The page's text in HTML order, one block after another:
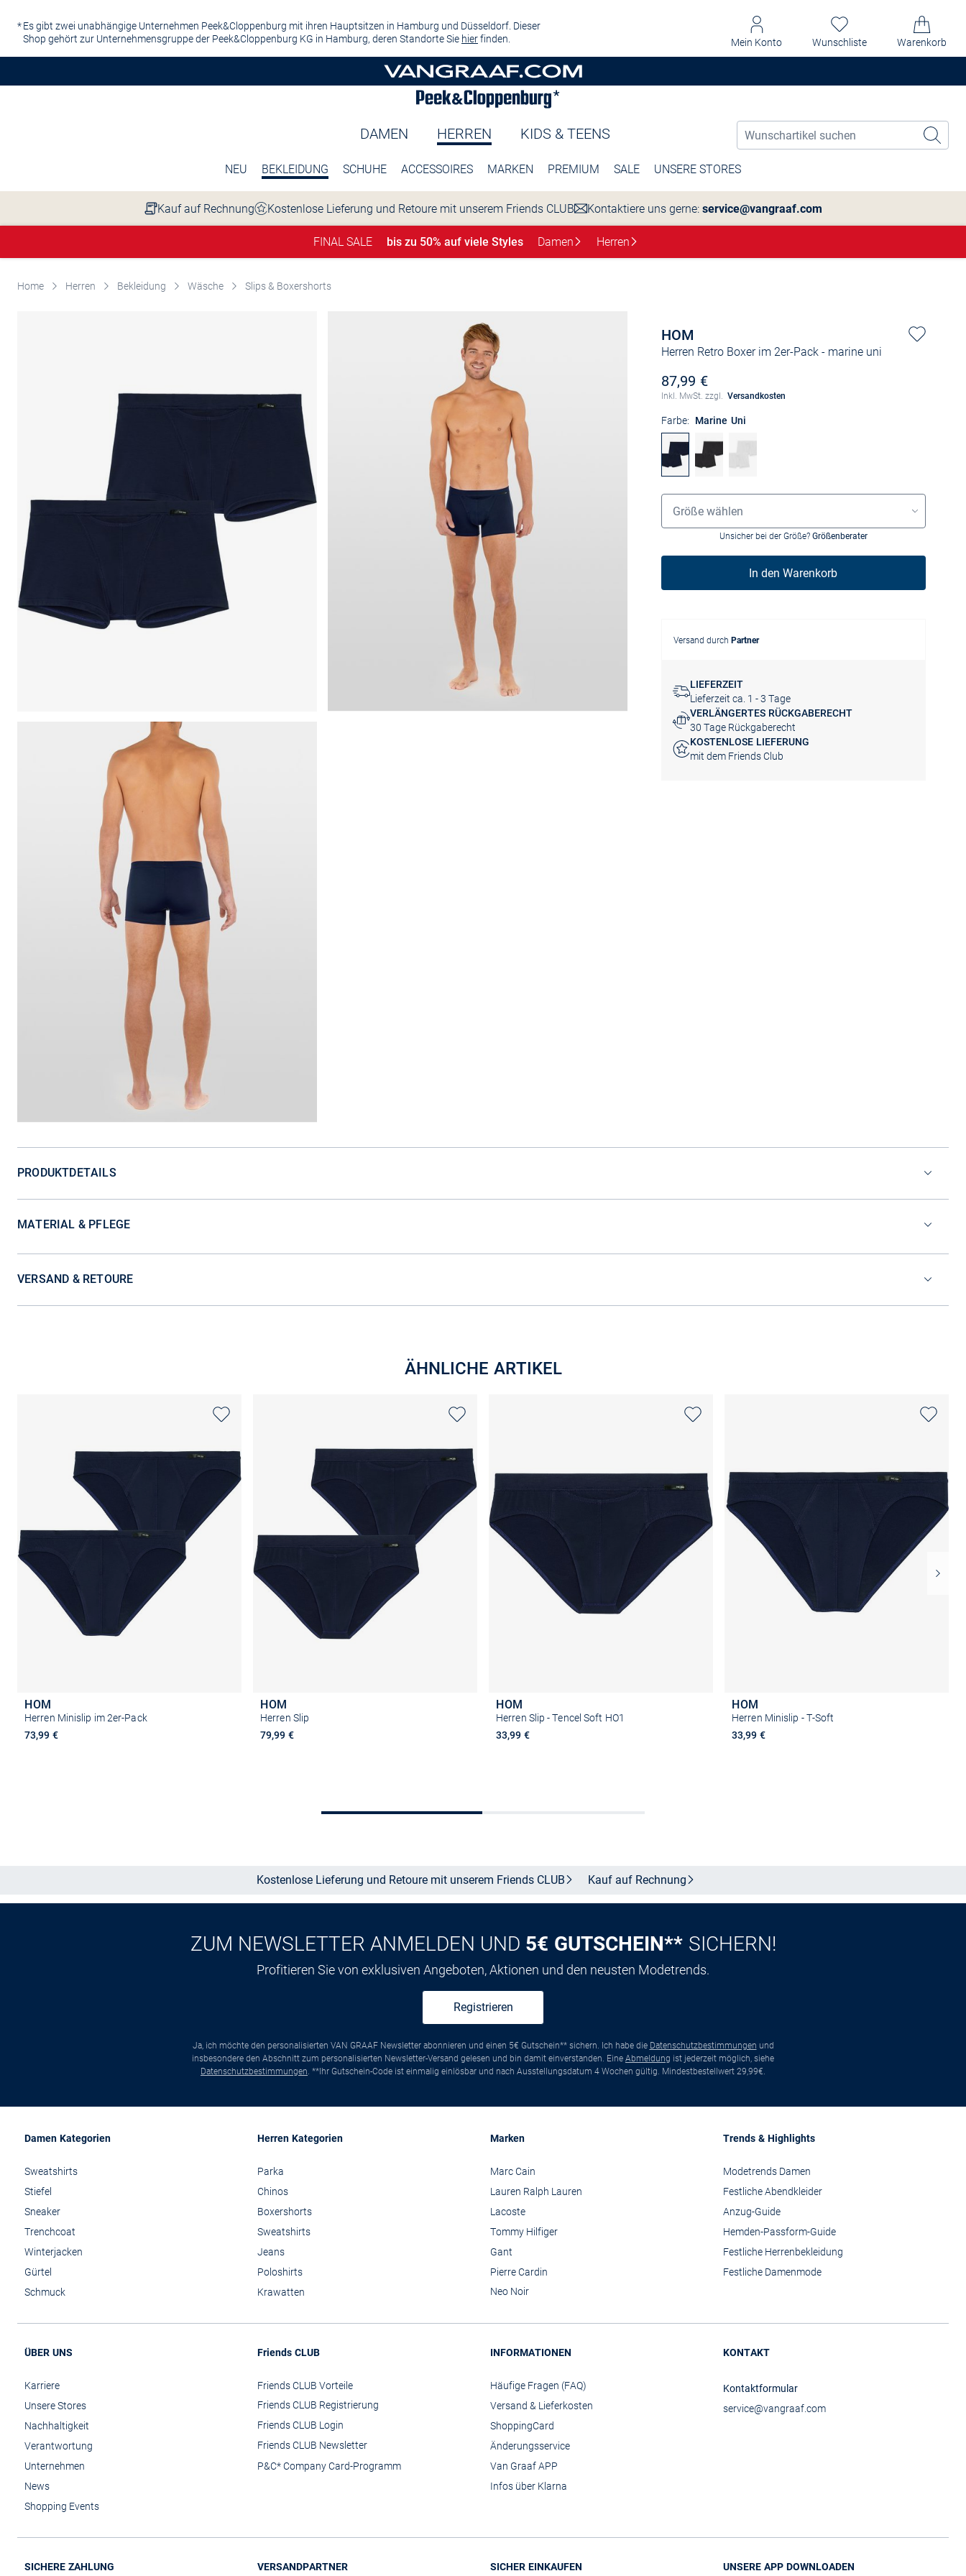
Es gibt zwei unabhängige Unternehmen Peek&Cloppenburg mit ihren Hauptsitzen in Hamburg und Düsseldorf. Dieser
Shop gehört zur Unternehmensgruppe der Peek&Cloppenburg KG in Hamburg, deren Standorte Sie hierfinden. Mein Konto Wunschliste Warenkorb
DAMEN HERREN KIDS & TEENS
NEU BEKLEIDUNG SCHUHE ACCESSOIRES MARKEN PREMIUM SALE UNSERE STORES
Kauf auf Rechnung Kostenlose Lieferung und Retoure mit unserem Friends CLUB Kontaktiere uns gerne: service@vangraaf.com
FINAL SALE bis zu 50% auf viele Styles Damen Herren
Home Herren Bekleidung Wäsche Slips & Boxershorts
HOM
Herren Retro Boxer im 2er-Pack- marine uni
87,99 €
Inkl. MwSt. zzgl. Versandkosten
Farbe: Marine Uni
Größenauswahl
Größe wählen
Unsicher bei der Größe? Größenberater
In den Warenkorb
Versand durch Partner
LIEFERZEIT
Lieferzeit ca. 1 - 3 Tage
VERLÄNGERTES RÜCKGABERECHT
30 Tage Rückgaberecht
KOSTENLOSE LIEFERUNG
mit dem Friends Club
PRODUKTDETAILS
MATERIAL & PFLEGE
VERSAND & RETOURE
ÄHNLICHE ARTIKEL
HOM
Herren Minislip im 2er-Pack
73,99 €
HOM
Herren Slip
79,99 €
Größe auswählen
HOM
Herren Slip - Tencel Soft HO1
33,99 €
HOM
Herren Minislip - T-Soft
33,99 €
Kostenlose Lieferung und Retoure mit unserem Friends CLUB Kauf auf Rechnung
ZUM NEWSLETTER ANMELDEN UND 5€ GUTSCHEIN** SICHERN!
Profitieren Sie von exklusiven Angeboten, Aktionen und den neusten Modetrends.
Registrieren
Ja, ich möchte den personalisierten VAN GRAAF Newsletter abonnieren und einen 5€ Gutschein** sichern. Ich habe die Datenschutzbestimmungen und
insbesondere den Abschnitt zum personalisierten Newsletter-Versand gelesen und bin damit einverstanden. Eine Abmeldung ist jederzeit möglich, siehe
Datenschutzbestimmungen . **Ihr Gutschein-Code ist einmalig einlösbar und nach Ausstellungsdatum 4 Wochen gültig. Mindestbestellwert 29,99€.
Damen Kategorien
Sweatshirts
Stiefel
Sneaker
Trenchcoat
Winterjacken
Gürtel
Schmuck
Herren Kategorien
Parka
Chinos
Boxershorts
Sweatshirts
Jeans
Poloshirts
Krawatten
Marken
Marc Cain
Lauren Ralph Lauren
Lacoste
Tommy Hilfiger
Gant
Pierre Cardin
Neo Noir
Trends & Highlights
Modetrends Damen
Festliche Abendkleider
Anzug-Guide
Hemden-Passform-Guide
Festliche Herrenbekleidung
Festliche Damenmode
ÜBER UNS
Karriere
Unsere Stores
Nachhaltigkeit
Verantwortung
Unternehmen
News
Shopping Events
Friends CLUB
Friends CLUB Vorteile
Friends CLUB Registrierung
Friends CLUB Login
Friends CLUB Newsletter
P&C* Company Card-Programm
INFORMATIONEN
Häufige Fragen (FAQ)
Versand & Lieferkosten
ShoppingCard
Änderungsservice
Van Graaf APP
Infos über Klarna
KONTAKT
Kontaktformular
service@vangraaf.com
SICHERE ZAHLUNG VERSANDPARTNER SICHER EINKAUFEN UNSERE APP DOWNLOADEN